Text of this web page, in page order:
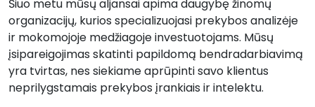
Šiuo metu mūsų aljansai apima daugybę žinomų
organizacijų, kurios specializuojasi prekybos analizėje
ir mokomojoje medžiagoje investuotojams. Mūsų
įsipareigojimas skatinti papildomą bendradarbiavimą
yra tvirtas, nes siekiame aprūpinti savo klientus
neprilygstamais prekybos įrankiais ir intelektu.